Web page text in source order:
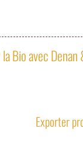
Bio avec
Exporter